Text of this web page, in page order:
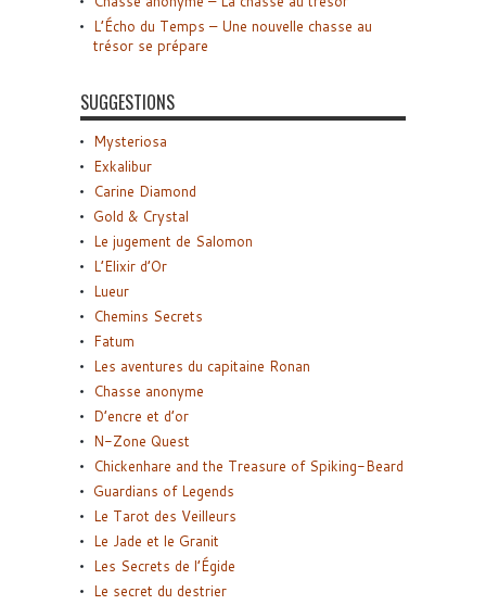
L’Écho du Temps – Une nouvelle chasse au
trésor se prépare
SUGGESTIONS
Mysteriosa
Exkalibur
Carine Diamond
Gold & Crystal
Le jugement de Salomon
L’Elixir d’Or
Lueur
Chemins Secrets
Fatum
Les aventures du capitaine Ronan
Chasse anonyme
D’encre et d’or
N-Zone Quest
Chickenhare and the Treasure of Spiking-Beard
Guardians of Legends
Le Tarot des Veilleurs
Le Jade et le Granit
Les Secrets de l’Égide
Le secret du destrier